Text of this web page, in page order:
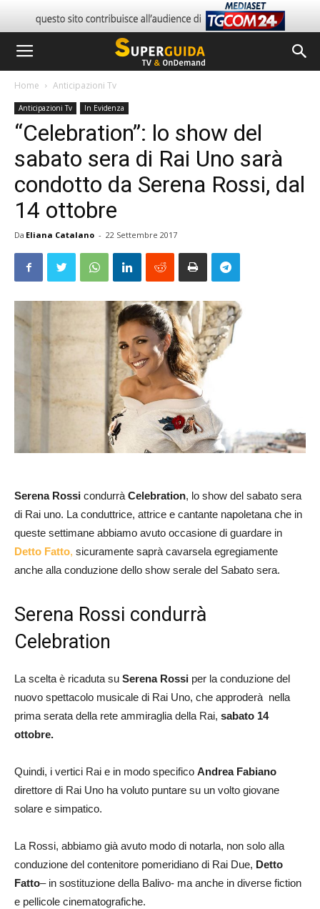
Home Anticipazioni Tv
Anticipazioni Tv In Evidenza
“Celebration”: lo show del
sabato sera di Rai Uno sarà
condotto da Serena Rossi, dal
14 ottobre
Da Eliana Catalano - 22 Settembre 2017
Serena Rossi condurrà Celebration, lo show del sabato sera
di Rai uno. La conduttrice, attrice e cantante napoletana che in
queste settimane abbiamo avuto occasione di guardare in
Detto Fatto, sicuramente saprà cavarsela egregiamente
anche alla conduzione dello show serale del Sabato sera.
Serena Rossi condurrà
Celebration
La scelta è ricaduta su Serena Rossi per la conduzione del
nuovo spettacolo musicale di Rai Uno, che approderà nella
prima serata della rete ammiraglia della Rai, sabato 14
ottobre.
Quindi, i vertici Rai e in modo specifico Andrea Fabiano
direttore di Rai Uno ha voluto puntare su un volto giovane
solare e simpatico.
La Rossi, abbiamo già avuto modo di notarla, non solo alla
conduzione del contenitore pomeridiano di Rai Due, Detto
Fatto– in sostituzione della Balivo- ma anche in diverse fiction
e pellicole cinematografiche.